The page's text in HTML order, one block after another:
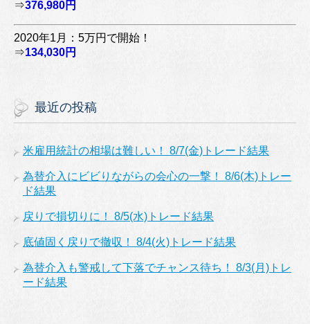
⇒376,980円
2020年1月：5万円で開始！
⇒134,030円
最近の投稿
米雇用統計の相場は難しい！ 8/7(金)トレード結果
為替介入にビビりながらの会心の一撃！ 8/6(木)トレー
ド結果
戻りで損切りに！ 8/5(水)トレード結果
底値固く戻りで撤収！ 8/4(火)トレード結果
為替介入も警戒して下落でチャンス待ち！ 8/3(月)トレ
ード結果